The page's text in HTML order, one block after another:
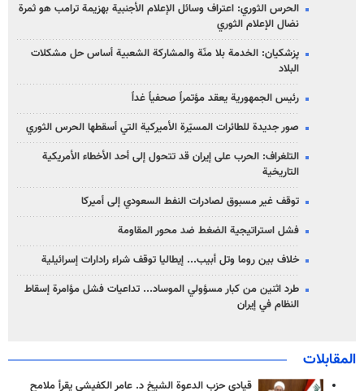
الحرس الثوري: اعتراف وسائل الإعلام الأجنبية بهزيمة ترامب هو ثمرة
نضال الإعلام الثوري
پزشکیان: الخدمة بلا منّة والمشاركة الشعبية أساس حل مشكلات
البلاد
رئيس الجمهورية يعقد مؤتمراً صحفياً غداً
صور جديدة للطائرات المسيّرة الأميركية التي أسقطها الحرس الثوري
التلغراف: الحرب على إيران قد تتحول إلى أحد الأخطاء الأمريكية
التاريخية
توقف غير مسبوق لصادرات النفط السعودي إلى أميركا
فشل استراتيجية الضغط ضد محور المقاومة
خلاف بين روما وتل أبيب... إيطاليا توقف شراء رادارات إسرائيلية
طرد اثنين من كبار مسؤولي الموساد... تداعيات فشل مؤامرة إسقاط
النظام في إيران
المقابلات
قيادي حزب الدعوة الشيخ د. عامر الكفيشي يقرأ ملامح